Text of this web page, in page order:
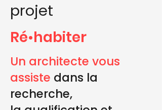
projet
Ré•habiter
Un architecte vous
assiste dans la
recherche,